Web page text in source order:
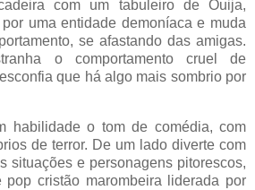
com um tabuleiro de Ouija,
uma entidade demoníaca e muda
se afastando das amigas.
o comportamento cruel de
que há algo mais sombrio por
habilidade o tom de comédia, com
de terror. De um lado diverte com
situações e personagens pitorescos,
pop cristão marombeira liderada por